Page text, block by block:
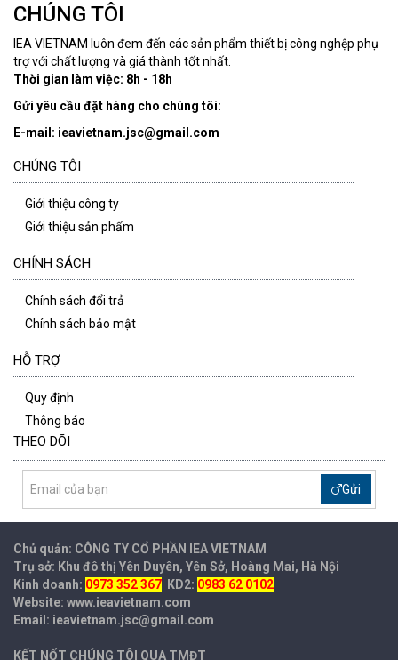
CHÚNG TÔI
IEA VIETNAM luôn đem đến các sản phẩm thiết bị công nghệp phụ
trợ với chất lượng và giá thành tốt nhất.
Thời gian làm việc: 8h - 18h
Gửi yêu cầu đặt hàng cho chúng tôi:
E-mail: ieavietnam.jsc@gmail.com
CHÚNG TÔI
Giới thiệu công ty
Giới thiệu sản phẩm
CHÍNH SÁCH
Chính sách đổi trả
Chính sách bảo mật
HỖ TRỢ
Quy định
Thông báo
THEO DÕI
Gửi
Chủ quản: CÔNG TY CỔ PHẦN IEAVIETNAM
Trụ sở: Khu đô thị Yên Duyên, Yên Sở, Hoàng Mai, Hà Nội
Kinh doanh: 0973 352 367 KD2: 0983 62 0102
Website: www.ieavietnam.com
Email: ieavietnam.jsc@gmail.com
KẾT NỐT CHÚNG TÔI QUA TMĐT